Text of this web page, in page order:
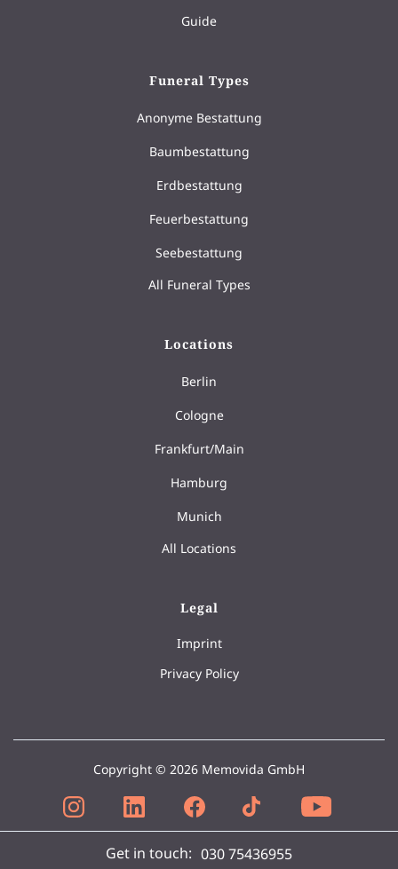
Guide
Funeral Types
Anonyme Bestattung
Baumbestattung
Erdbestattung
Feuerbestattung
Seebestattung
All Funeral Types
Locations
Berlin
Cologne
Frankfurt/Main
Hamburg
Munich
All Locations
Legal
Imprint
Privacy Policy
Copyright © 2026 Memovida GmbH
Get in touch: 030 75436955